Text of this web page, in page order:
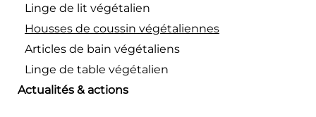
Linge de lit végétalien
Housses de coussin végétaliennes
Articles de bain végétaliens
Linge de table végétalien
Actualités & actions